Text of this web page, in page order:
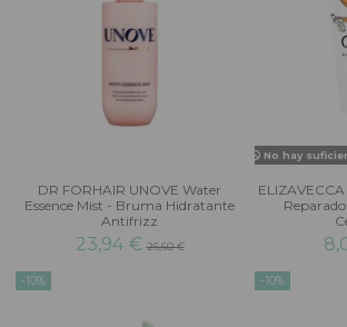
DR FORHAIR UNOVE Water
Essence Mist - Bruma Hidratante
Antifrizz
23,94 €26,60 €
No hay
-10% -10%